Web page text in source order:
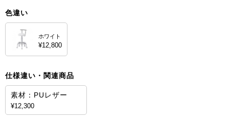
色違い
ホワイト
¥12,800
仕様違い・関連商品
素材：PUレザー
¥12,300